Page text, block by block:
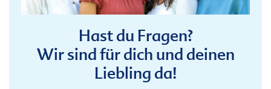
Hast du Fragen?
Wir sind für dich und deinen
Liebling da!